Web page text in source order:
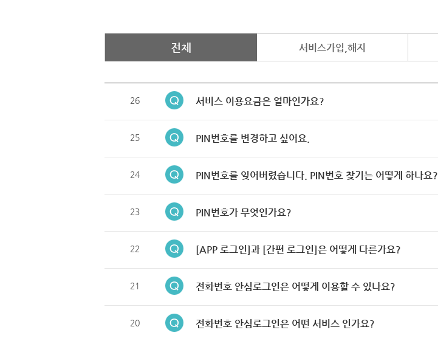
전체 서비스가입,해지
26 서비스 이용요금은 얼마인가요?
25 PIN번호를 변경하고 싶어요.
24 PIN번호를 잊어버렸습니다. PIN번호 찾기는 어떻게 하나요?
23 PIN번호가 무엇인가요?
22 [APP 로그인]과 [간편 로그인]은 어떻게 다른가요?
21 전화번호 안심로그인은 어떻게 이용할 수 있나요?
20 전화번호 안심로그인은 어떤 서비스 인가요?